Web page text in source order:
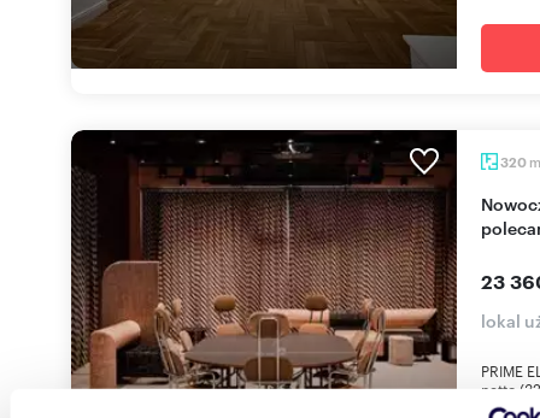
320 m
Nowoczesne biuro 283 m² w centrum Warszawy -
23
lokal
PRIME
netto